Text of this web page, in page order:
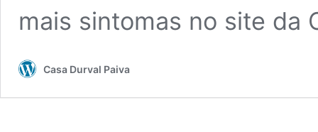
mais sintomas no site da
Casa Durval Paiva